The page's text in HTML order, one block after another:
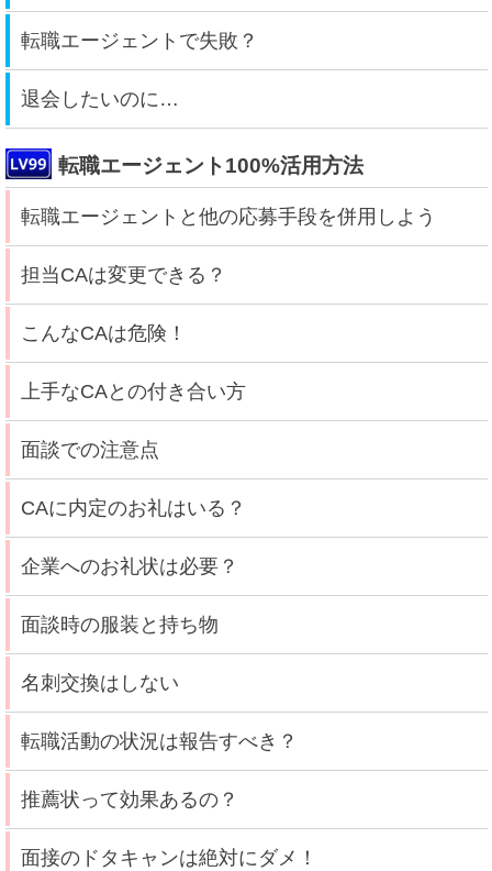
転職エージェントで失敗？
退会したいのに…
転職エージェント100%活用方法
転職エージェントと他の応募手段を併用しよう
担当CAは変更できる？
こんなCAは危険！
上手なCAとの付き合い方
面談での注意点
CAに内定のお礼はいる？
企業へのお礼状は必要？
面談時の服装と持ち物
名刺交換はしない
転職活動の状況は報告すべき？
推薦状って効果あるの？
面接のドタキャンは絶対にダメ！